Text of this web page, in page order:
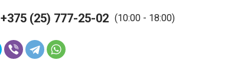
+375 (25) 777-25-02 (10:00 - 18:00)